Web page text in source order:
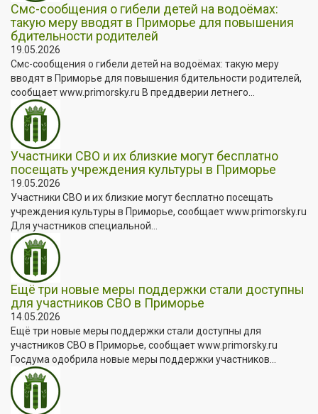
Смс-сообщения о гибели детей на водоёмах:
такую меру вводят в Приморье для повышения
бдительности родителей
19.05.2026
Смс-сообщения о гибели детей на водоёмах: такую меру
вводят в Приморье для повышения бдительности родителей,
сообщает www.primorsky.ru В преддверии летнего...
Участники СВО и их близкие могут бесплатно
посещать учреждения культуры в Приморье
19.05.2026
Участники СВО и их близкие могут бесплатно посещать
учреждения культуры в Приморье, сообщает www.primorsky.ru
Для участников специальной...
Ещё три новые меры поддержки стали доступны
для участников СВО в Приморье
14.05.2026
Ещё три новые меры поддержки стали доступны для
участников СВО в Приморье, сообщает www.primorsky.ru
Госдума одобрила новые меры поддержки участников...